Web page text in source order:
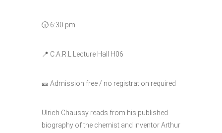
🕡 6:30 pm
📍 C.A.R.L Lecture Hall H06
🎫 Admission free / no registration required
Ulrich Chaussy reads from his published
biography of the chemist and inventor Arthur